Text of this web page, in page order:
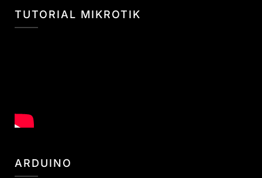
TUTORIAL MIKROTIK
ARDUINO